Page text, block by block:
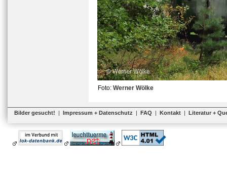
Foto: Werner Wölke
Bilder gesucht! | Impressum + Datenschutz | FAQ | Kontakt | Literatur +